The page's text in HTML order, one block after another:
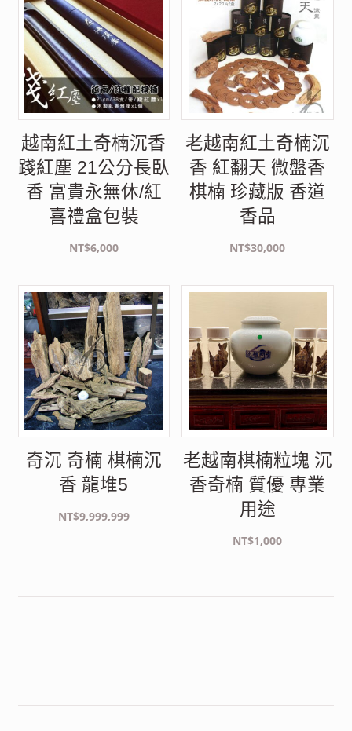
越南紅土奇楠沉香
踐紅塵 21公分長臥
香 富貴永無休/紅
喜禮盒包裝
NT$6,000
老越南紅土奇楠沉
香 紅翻天 微盤香
棋楠 珍藏版 香道
香品
NT$30,000
奇沉 奇楠 棋楠沉
香 龍堆5
NT$9,999,999
老越南棋楠粒塊 沉
香奇楠 質優 專業
用途
NT$1,000